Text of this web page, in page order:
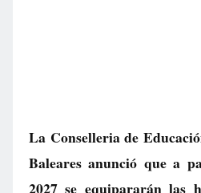
La Conselleria de
Baleares anunció que a
2027 se equipararán las